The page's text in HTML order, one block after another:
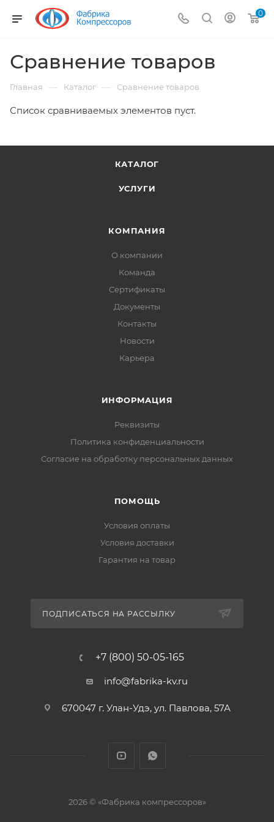
0
Сравнение товаров
Главная — Каталог — Сравнение товаров
Список сравниваемых элементов пуст.
КАТАЛОГ
УСЛУГИ
КОМПАНИЯ
О компании
Команда
Сертификаты
Документы
Контакты
Новости
Карьера
ИНФОРМАЦИЯ
Реквизиты
Политика конфиденциальности
Cогласие на обработку персональных данных
ПОМОЩЬ
Условия оплаты
Условия доставки
Гарантия на товар
ПОДПИСАТЬСЯ НА РАССЫЛКУ
+7 (800) 50-05-165
info@fabrika-kv.ru
670047 г. Улан-Удэ, ул. Павлова, 57А
2026 © «Фабрика компрессоров»